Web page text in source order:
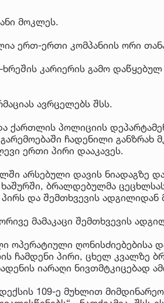
მოკლეს.
ერთ-ერთი კომპანიის ორი
კარიერის გამო
ავრცელებს შსს.
ქართლის პოლიციის
ჩადენილი განზრახ
ერთი პირი დააკავეს.
არსებული დავის ნიადაგზე
ბრალდებულმა
და შემთხვევის ადგილიდან
მამაკაცი შემთხვევის
ოპერატიული ღონისძიებებისა
ჩამდენი პირი, ცხელ კვალზე
იარაღი ნივთმტკიცებად
109-ე მუხლით